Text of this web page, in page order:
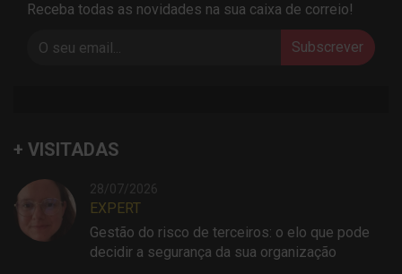
Receba todas as novidades na sua caixa de correio!
Subscrever
+ VISITADAS
28/07/2026
EXPERT
Gestão do risco de terceiros: o elo que pode
decidir a segurança da sua organização